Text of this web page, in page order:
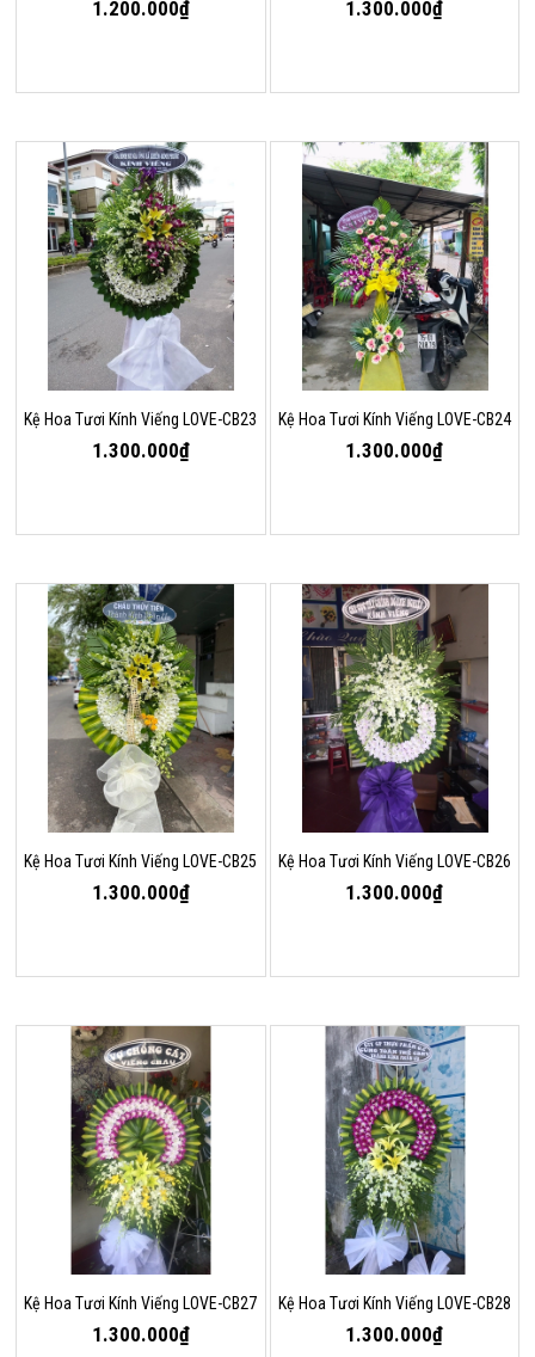
1.200.000₫ 1.300.000₫
Kệ Hoa Tươi Kính Viếng LOVE-CB23
1.300.000₫
Kệ Hoa Tươi Kính Viếng LOVE-CB24
1.300.000₫
Kệ Hoa Tươi Kính Viếng LOVE-CB25
1.300.000₫
Kệ Hoa Tươi Kính Viếng LOVE-CB26
1.300.000₫
Kệ Hoa Tươi Kính Viếng LOVE-CB27
1.300.000₫
Kệ Hoa Tươi Kính Viếng LOVE-CB28
1.300.000₫